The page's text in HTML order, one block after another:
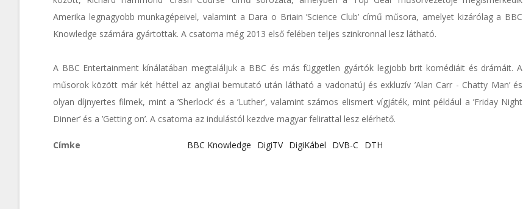
Amerika legnagyobb munkagépeivel, valamint a Dara o Briain ’Science Club’ című műsora, amelyet kizárólag a BBC
Knowledge számára gyártottak. A csatorna még 2013 első felében teljes szinkronnal lesz látható.
A BBC Entertainment kínálatában megtaláljuk a BBC és más független gyártók legjobb brit komédiáit és drámáit. A
műsorok között már két héttel az angliai bemutató után látható a vadonatúj és exkluzív ’Alan Carr - Chatty Man’ és
olyan díjnyertes filmek, mint a ’Sherlock’ és a ’Luther’, valamint számos elismert vígjáték, mint például a ’Friday Night
Dinner’ és a ’Getting on’. A csatorna az indulástól kezdve magyar felirattal lesz elérhető.
Címke BBC Knowledge DigiTV DigiKábel DVB-C DTH